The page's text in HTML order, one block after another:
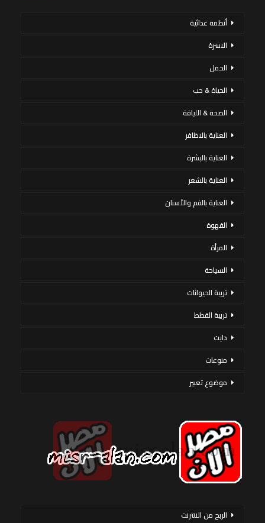
أنظمة غذائية
الاسرة
الحمل
الحياة & حب
الصحة & اللياقة
العناية بالاظافر
العناية بالبشرة
العناية بالشعر
العناية بالفم والأسنان
القهوة
المرأة
السياحة
تربية الحيوانات
تربية القطط
دايت
منوعات
موضوع تعبير
الربح من الانترنت